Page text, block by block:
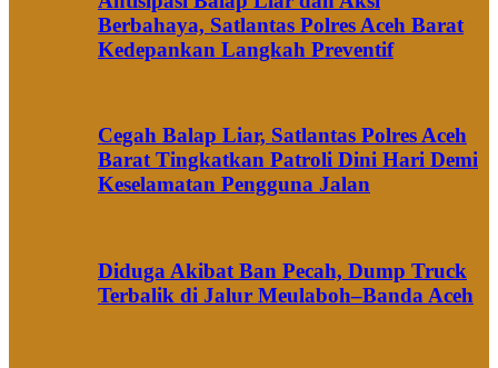
Berbahaya, Satlantas Polres Aceh Barat
Kedepankan Langkah Preventif
Cegah Balap Liar, Satlantas Polres Aceh
Barat Tingkatkan Patroli Dini Hari Demi
Keselamatan Pengguna Jalan
Diduga Akibat Ban Pecah, Dump Truck
Terbalik di Jalur Meulaboh–Banda Aceh